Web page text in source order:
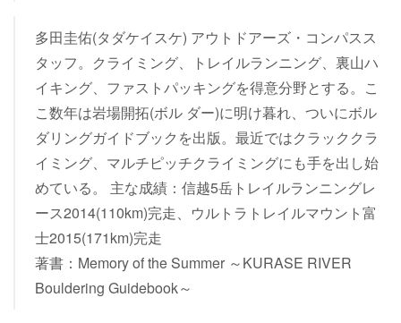
多田圭佑(タダケイスケ) アウトドアーズ・コンパスス
タッフ。クライミング、トレイルランニング、裏山ハ
イキング、ファストパッキングを得意分野とする。こ
こ数年は岩場開拓(ボル ダー)に明け暮れ、ついにボル
ダリングガイドブックを出版。最近ではクラッククラ
イミング、マルチピッチクライミングにも手を出し始
めている。 主な成績：信越5岳トレイルランニングレ
ース2014(110km)完走、ウルトラトレイルマウント富
士2015(171km)完走
著書：Memory of the Summer ～KURASE RIVER
Bouldering Guidebook～